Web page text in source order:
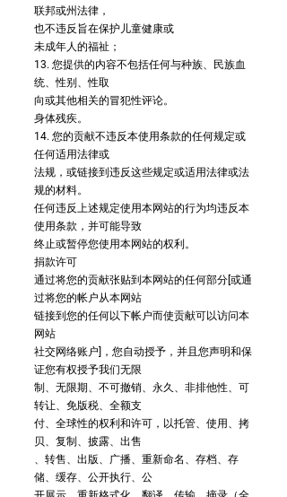
联邦或州法律，
也不违反旨在保护儿童健康或
未成年人的福祉；
13. 您提供的内容不包括任何与种族、民族血
统、性别、性取
向或其他相关的冒犯性评论。
身体残疾。
14. 您的贡献不违反本使用条款的任何规定或
任何适用法律或
法规，或链接到违反这些规定或适用法律或法
规的材料。
任何违反上述规定使用本网站的行为均违反本
使用条款，并可能导致
终止或暂停您使用本网站的权利。
捐款许可
通过将您的贡献张贴到本网站的任何部分[或通
过将您的帐户从本网站
链接到您的任何以下帐户而使贡献可以访问本
网站
社交网络账户]，您自动授予，并且您声明和保
证您有权授予我们无限
制、无限期、不可撤销、永久、非排他性、可
转让、免版税、全额支
付、全球性的权利和许可，以托管、使用、拷
贝、复制、披露、出售
、转售、出版、广播、重新命名、存档、存
储、缓存、公开执行、公